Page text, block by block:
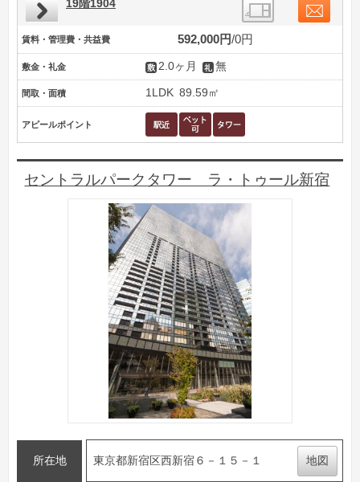
19階1904
賃料・管理費・共益費 592,000円 0円
敷金・礼金 2.0ヶ月 無
間取・面積 1LDK 89.59㎡
アピールポイント
セントラルパークタワー ラ・トゥール新宿
所在地 東京都新宿区西新宿６－１５－１ 地図